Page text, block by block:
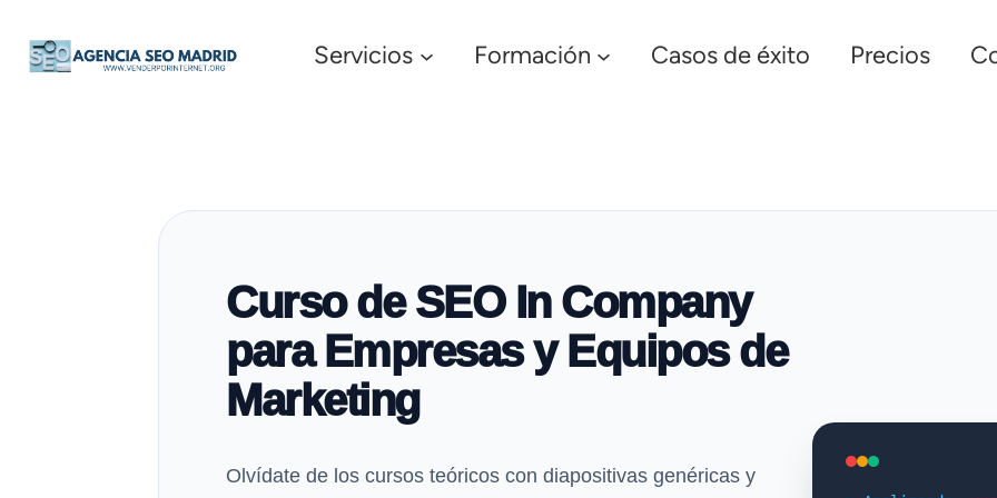
Servicios Formación Casos de éxito Precios
Curso de SEO In Company
para Empresas y Equipos de
Marketing
Olvídate de los cursos teóricos con diapositivas genéricas y